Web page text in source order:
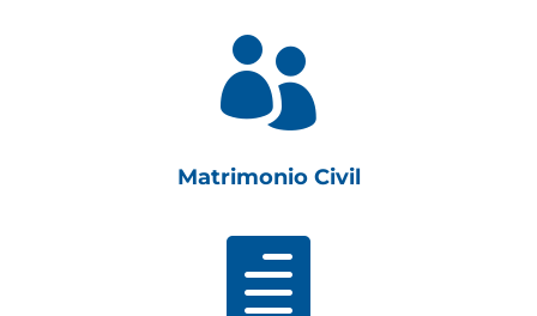

Matrimonio Civil
